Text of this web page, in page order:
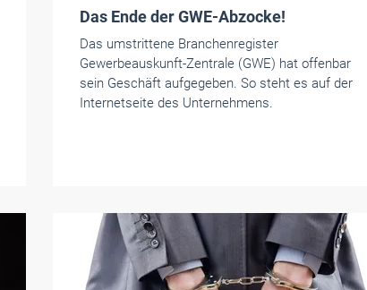
Das Ende der GWE-Abzocke!
Das umstrittene Branchenregister
Gewerbeauskunft-Zentrale (GWE) hat offenbar
sein Geschäft aufgegeben. So steht es auf der
Internetseite des Unternehmens.